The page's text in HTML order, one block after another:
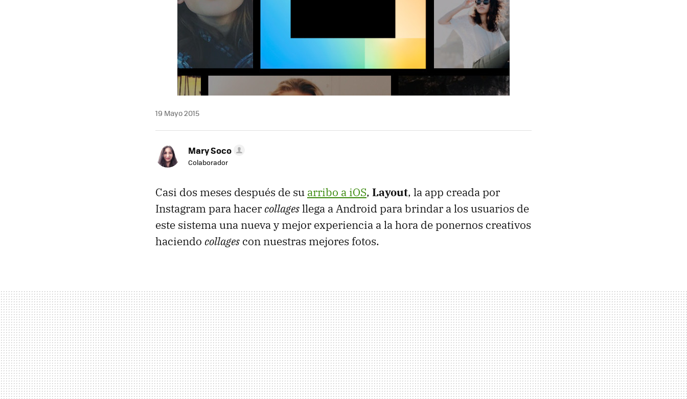
19 Mayo 2015
Mary Soco
Colaborador
Casi dos meses después de su arribo a iOS, Layout, la app creada por
Instagram para hacer collagesllega a Android para brindar a los usuarios de
este sistema una nueva y mejor experiencia a la hora de ponernos creativos
haciendo collages con nuestras mejores fotos.